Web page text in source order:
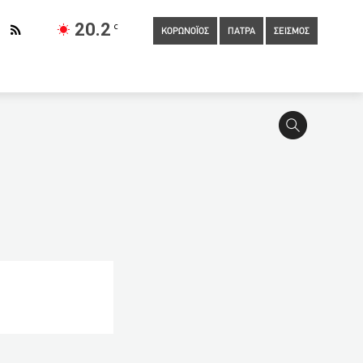
20.2 C
ΚΟΡΩΝΟΪΟΣ ΠΑΤΡΑ ΣΕΙΣΜΟΣ
Κινέζικος πύραυλος: Έκανε κύκλους και πάνω από την
10:40 Άνοιγμα